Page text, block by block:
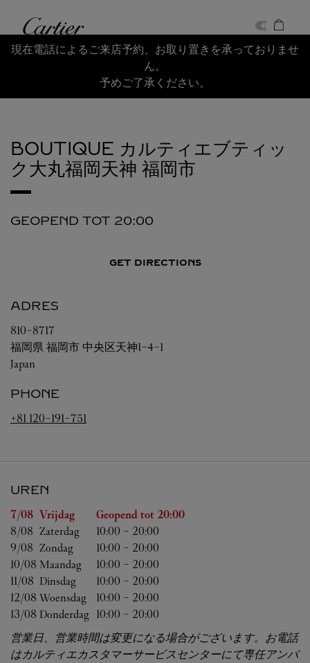
Cartier
Return to Nav
現在電話によるご来店予約、お取り置きを承っておりませ
ん。
予めご了承ください。
BOUTIQUE カルティエブティッ
ク大丸福岡天神 福岡市
GEOPEND TOT 20:00
GET DIRECTIONS
ADRES
810-8717
福岡県 福岡市 中央区天神1-4-1
Japan
PHONE
+81 120-191-751
UREN
WeekdagUren
7/08 Vrijdag Geopend tot 20:00
8/08 Zaterdag 10:00 - 20:00
9/08 Zondag 10:00 - 20:00
10/08 Maandag 10:00 - 20:00
11/08 Dinsdag 10:00 - 20:00
12/08 Woensdag 10:00 - 20:00
13/08 Donderdag 10:00 - 20:00
営業日、営業時間は変更になる場合がございます。お電話
はカルティエカスタマーサービスセンターにて専任アンバ